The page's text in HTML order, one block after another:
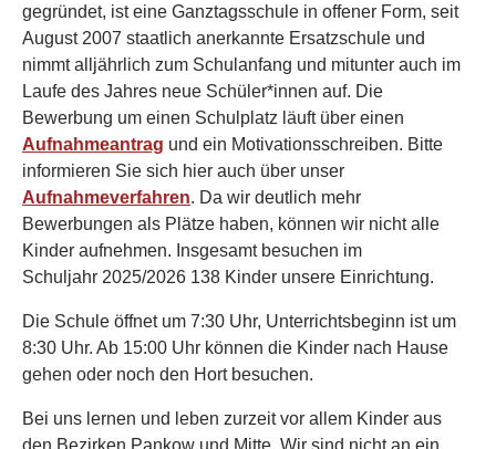
gegründet, ist eine Ganztagsschule in offener Form, seit
August 2007 staatlich anerkannte Ersatzschule und
nimmt alljährlich zum Schulanfang und mitunter auch im
Laufe des Jahres neue Schüler*innen auf. Die
Bewerbung um einen Schulplatz läuft über einen
Aufnahmeantrag und ein Motivationsschreiben. Bitte
informieren Sie sich hier auch über unser
Aufnahmeverfahren. Da wir deutlich mehr
Bewerbungen als Plätze haben, können wir nicht alle
Kinder aufnehmen. Insgesamt besuchen im
Schuljahr 2025/2026 138 Kinder unsere Einrichtung.
Die Schule öffnet um 7:30 Uhr, Unterrichtsbeginn ist um
8:30 Uhr. Ab 15:00 Uhr können die Kinder nach Hause
gehen oder noch den Hort besuchen.
Bei uns lernen und leben zurzeit vor allem Kinder aus